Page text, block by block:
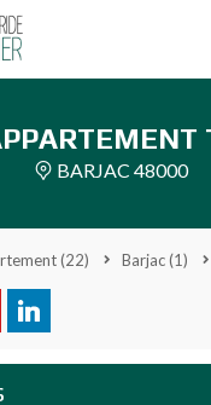
BARJAC 48000
(22) Barjac(1)